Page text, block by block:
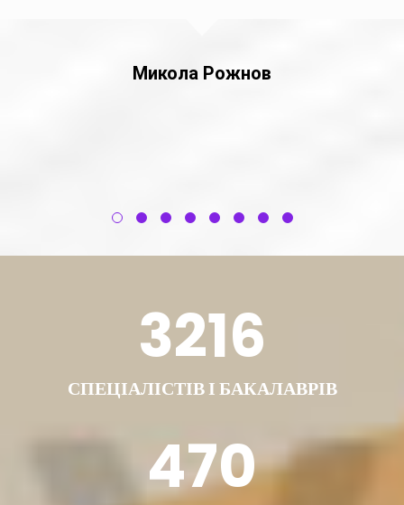
Микола Рожнов
3216
СПЕЦІАЛІСТІВ І БАКАЛАВРІВ
470